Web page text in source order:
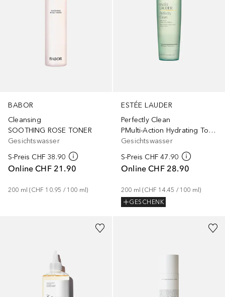
BABOR
Cleansing
SOOTHING ROSE TONER
Gesichtswasser
S-Preis CHF 38.90
Online CHF 21.90
200 ml (CHF 10.95 / 100 ml)
ESTÉE LAUDER
Perfectly Clean
PMulti-Action Hydrating Toning Lotion/Refiner
Gesichtswasser
S-Preis CHF 47.90
Online CHF 28.90
200 ml (CHF 14.45 / 100 ml)
GESCHENK